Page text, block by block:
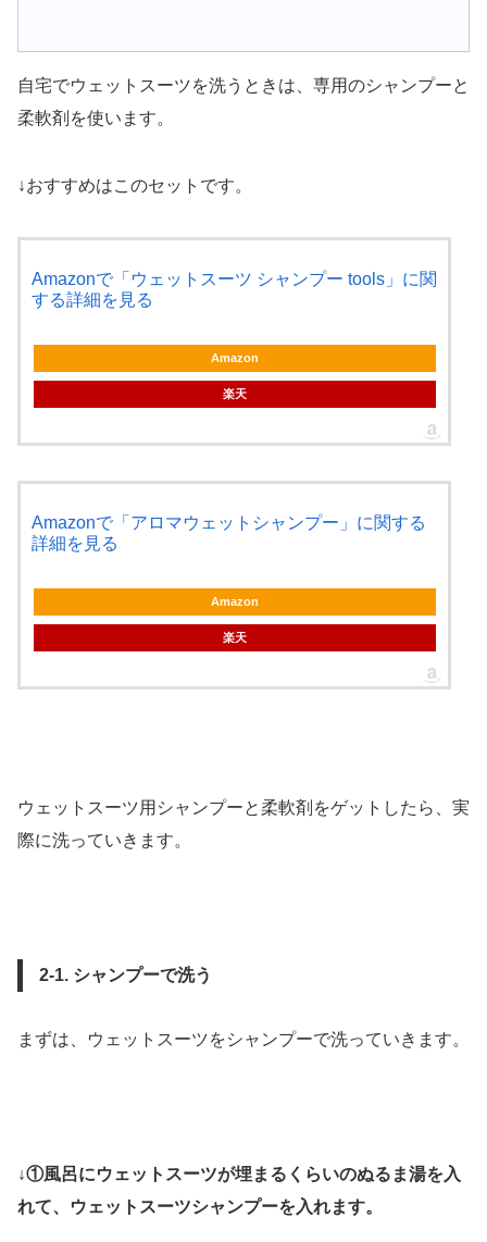
自宅でウェットスーツを洗うときは、専用のシャンプーと
柔軟剤を使います。
↓おすすめはこのセットです。
Amazonで「ウェットスーツ シャンプー tools」に関
する詳細を見る
Amazon
楽天
Amazonで「アロマウェットシャンプー」に関する
詳細を見る
Amazon
楽天
ウェットスーツ用シャンプーと柔軟剤をゲットしたら、実
際に洗っていきます。
2-1. シャンプーで洗う
まずは、ウェットスーツをシャンプーで洗っていきます。
↓①風呂にウェットスーツが埋まるくらいのぬるま湯を入
れて、ウェットスーツシャンプーを入れます。